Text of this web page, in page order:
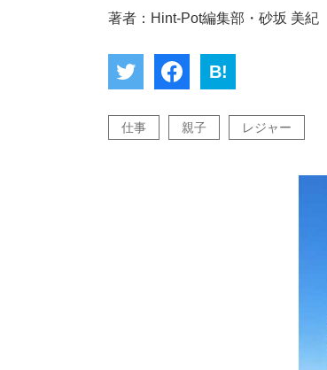
著者：Hint-Pot編集部・砂坂 美紀
B!
仕事 親子 レジャー